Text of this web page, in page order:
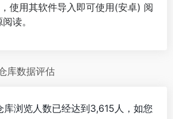
使用其软件导入即可使用(安卓) 阅
读。
库数据评估
浏览人数已经达到3,615人，如您